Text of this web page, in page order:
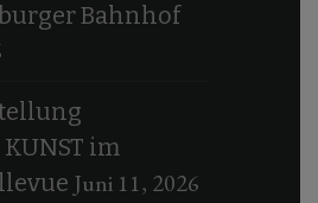
Bahnhof
KUNST im
Juni 11, 2026